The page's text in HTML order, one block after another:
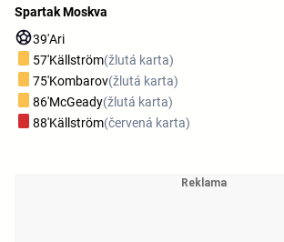
Spartak Moskva
39'Ari
57'Källström(žlutá karta)
75'Kombarov(žlutá karta)
86'McGeady(žlutá karta)
88'Källström(červená karta)